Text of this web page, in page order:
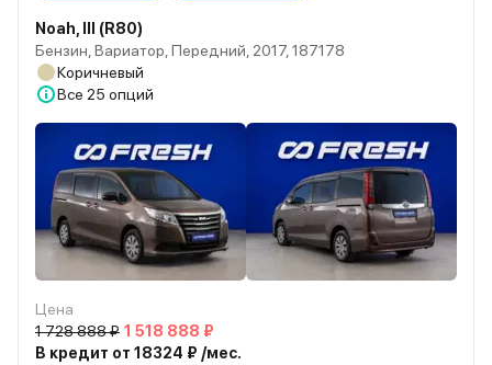
Noah, III (R80)
Бензин, Вариатор, Передний, 2017, 187178
Коричневый
Все 25 опций
Цена
1 728 888 ₽ 1 518 888 ₽
В кредит от 18324 ₽ /мес.